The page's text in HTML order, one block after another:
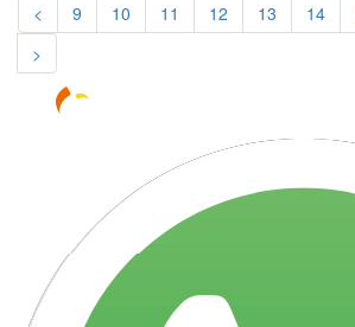
< 9 10 11 12 13 14
>